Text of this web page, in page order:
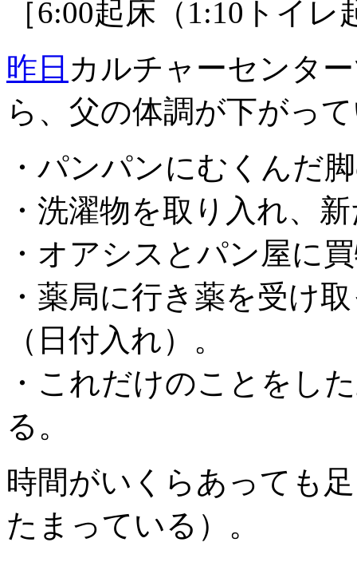
［6:00起床（1:10トイ
昨日 カルチャーセンタ
ら、父の体調が下がっ
・パンパンにむくんだ
・洗濯物を取り入れ、
・オアシスとパン屋に
・薬局に行き薬を受け
（日付入れ）。
・これだけのことをし
る。
時間がいくらあっても
たまっている）。